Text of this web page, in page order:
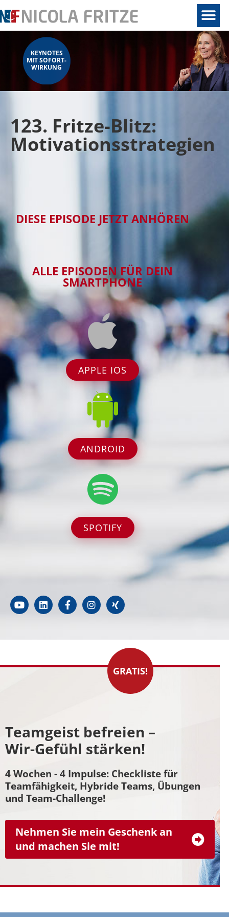
KEYNOTES
MIT SOFORT-
WIRKUNG
123. Fritze-Blitz:
Motivationsstrategien
DIESE EPISODE JETZT ANHÖREN
ALLE EPISODEN FÜR DEIN
SMARTPHONE
APPLE IOS
ANDROID
SPOTIFY
Teamgeist befreien –
Wir-Gefühl stärken!
4 Wochen - 4 Impulse: Checkliste für
Teamfähigkeit, Hybride Teams, Übungen
und Team-Challenge!
Nehmen Sie mein Geschenk an
und machen Sie mit!
GRATIS!